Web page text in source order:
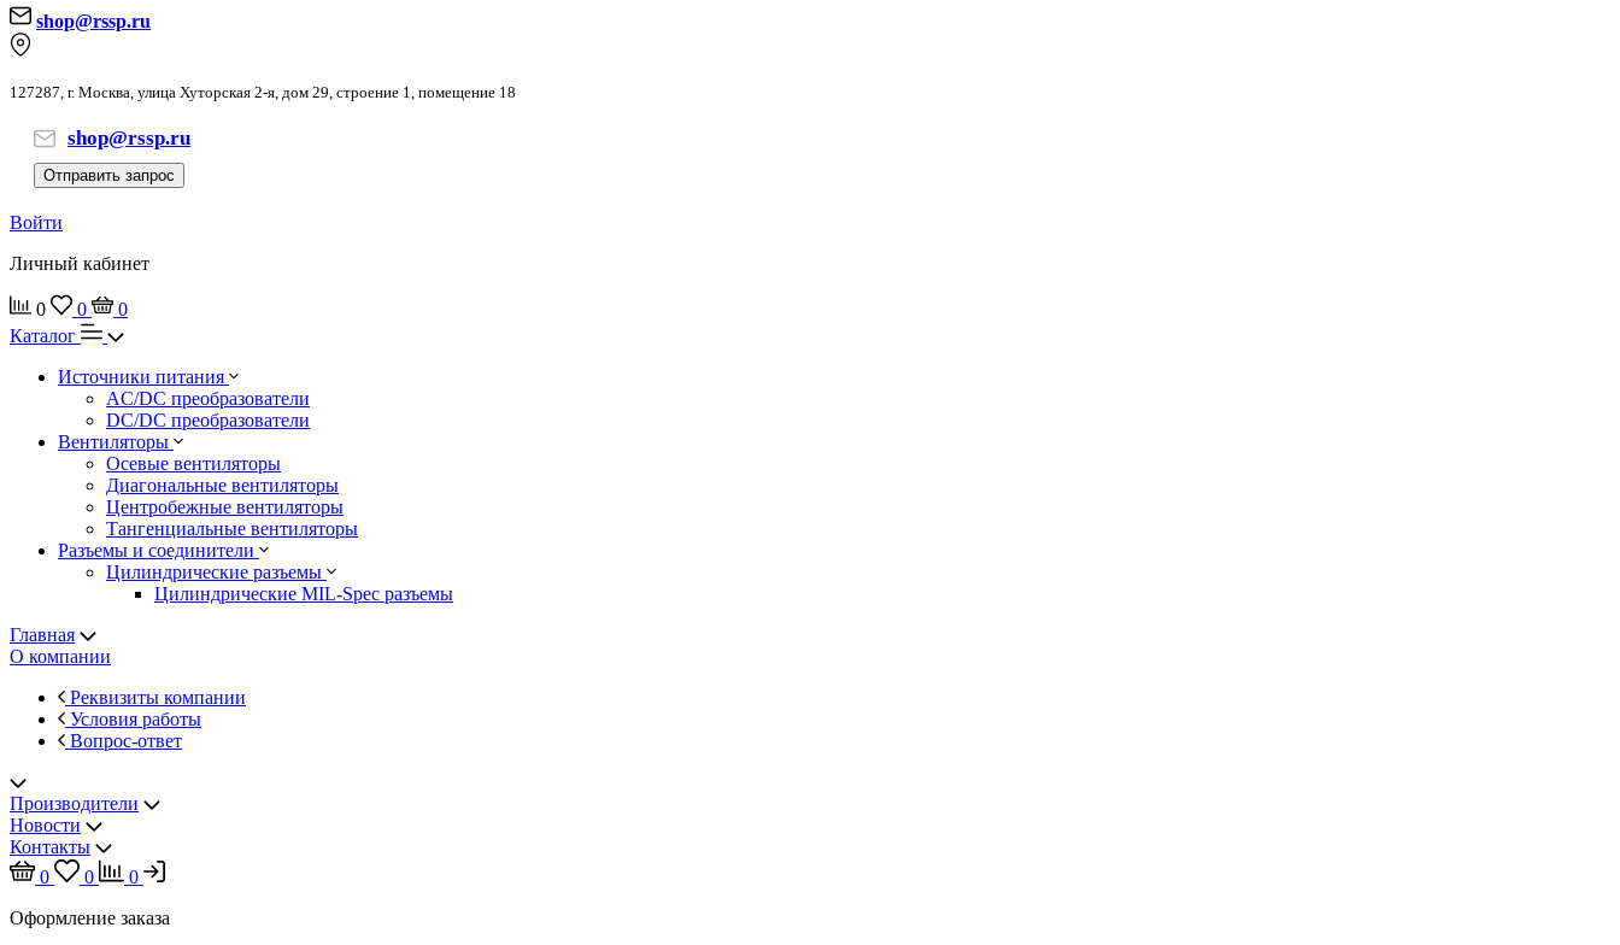
shop@rssp.ru
127287, г. Москва, улица Хуторская 2-я, дом 29, строение 1, помещение 18
shop@rssp.ru
Отправить запрос
Войти
Личный кабинет
0 0
0
Каталог
Источники питания
AC/DC преобразователи
DC/DC преобразователи
Вентиляторы
Осевые вентиляторы
Диагональные вентиляторы
Центробежные вентиляторы
Тангенциальные вентиляторы
Разъемы и соединители
Цилиндрические разъемы
Цилиндрические MIL-Spec разъемы
Главная
О компании
Реквизиты компании
Условия работы
Вопрос-ответ
Производители
Новости
Контакты
0
0
0
Оформление заказа